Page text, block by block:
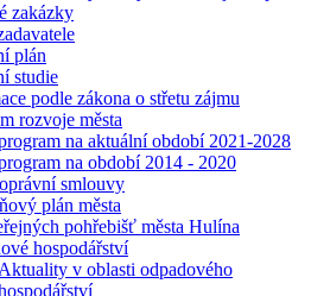
zakázky
plán
studie
podle zákona o střetu zájmu
rozvoje města
na aktuální období 2021-2028
na období 2014 - 2020
smlouvy
plán města
pohřebišť města Hulína
hospodářství
Aktuality v oblasti odpadového